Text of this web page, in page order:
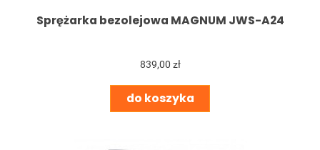
Sprężarka bezolejowa MAGNUM JWS-A24
839,00 zł
do koszyka